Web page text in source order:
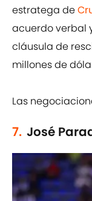
estratega de
acuerdo verbal
cláusula de
millones de
Las
7. José